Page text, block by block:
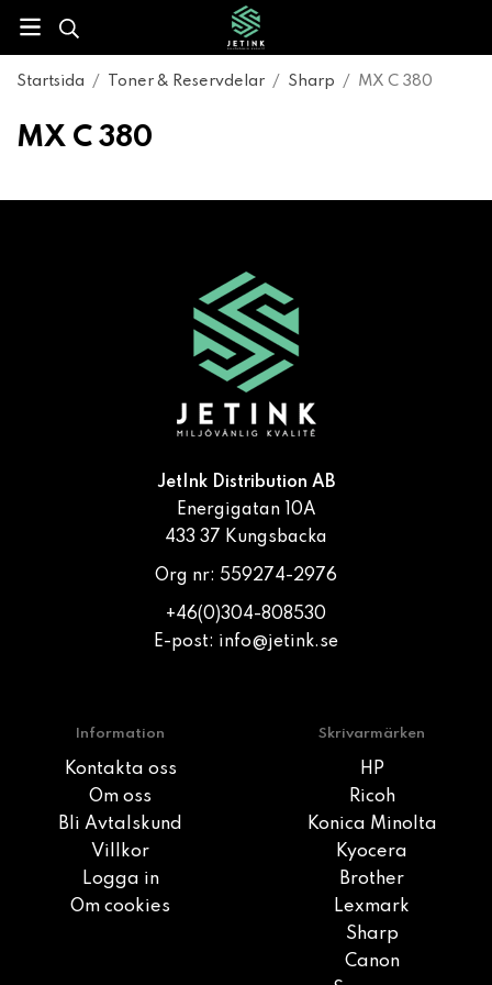
Startsida / Toner & Reservdelar / Sharp / MX C 380
MX C 380
JetInk Distribution AB
Energigatan 10A
433 37 Kungsbacka
Org nr: 559274-2976
+46(0)304-808530
E-post: info@jetink.se
Information
Kontakta oss
Om oss
Bli Avtalskund
Villkor
Logga in
Om cookies
Skrivarmärken
HP
Ricoh
Konica Minolta
Kyocera
Brother
Lexmark
Sharp
Canon